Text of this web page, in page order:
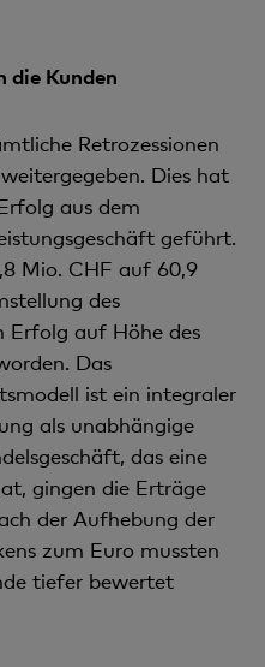
die Kunden
Retrozessionen
Dies hat
aus dem
geführt.
Mio. CHF auf 60,9
des
Erfolg auf Höhe des
Das
ist ein integraler
als unabhängige
das eine
gingen die Erträge
der Aufhebung der
zum Euro mussten
tiefer bewertet